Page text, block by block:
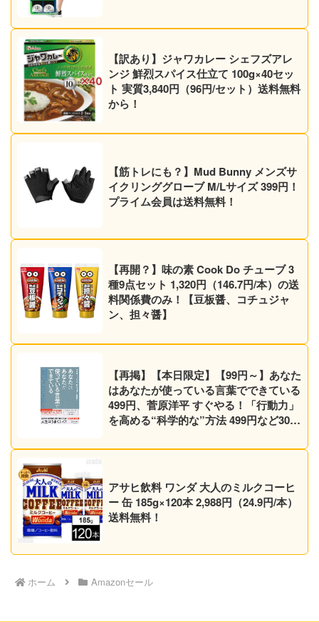
【訳あり】ジャワカレー シェフズアレ
ンジ 鮮烈スパイス仕立て 100g×40セッ
ト 実質3,840円（96円/セット）送料無料
から！
【筋トレにも？】Mud Bunny メンズサ
イクリンググローブ M/Lサイズ 399円！
プライム会員は送料無料！
【再開？】味の素 Cook Do チューブ 3
種9点セット 1,320円（146.7円/本）の送
料関係費のみ！【豆板醤、コチュジャ
ン、担々醤】
【再掲】【本日限定】【99円～】あなた
はあなたが使っている言葉でできている
499円、菅原洋平 すぐやる！「行動力」
を高める“科学的な”方法 499円など30作
アサヒ飲料 ワンダ 大人のミルクコーヒ
ー 缶 185g×120本 2,988円（24.9円/本）
送料無料！
ホーム Amazonセール